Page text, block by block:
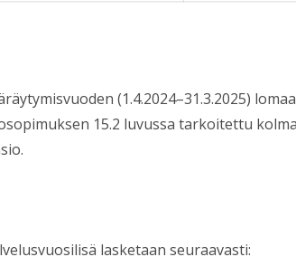
(1.4.2024–31.3.2025)
15.2 luvussa tarkoitettu
lasketaan seuraavasti: